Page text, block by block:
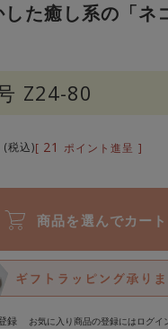
した癒し系の「ネ
Z24-80
税込 [ 21 ポイント進呈 ]
商品を選んでカー
録 お気に入り商品の登録にはログイ